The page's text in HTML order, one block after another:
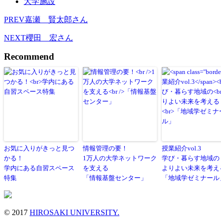
PREV嘉瀬 賢太郎さん
NEXT櫻田 宏さん
Recommend
お気に入りがきっと見つ
かる！
学内にある自習スペース
特集
情報管理の要！
1万人の大学ネットワーク
を支える
「情報基盤センター」
授業紹介vol.3
学び・暮らす地域の
よりよい未来を考え
「地域学ゼミナー
© 2017 HIROSAKI UNIVERSITY.